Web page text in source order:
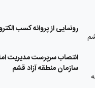
رونمایی از پروانه کسب
انتصاب سرپرست مدیریت
سازمان منطقه آزاد قشم